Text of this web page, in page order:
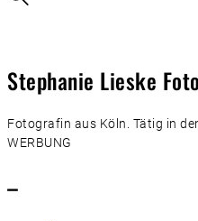
Stephanie Lieske
Fotografin aus Köln. Tätig in
WERBUNG
–